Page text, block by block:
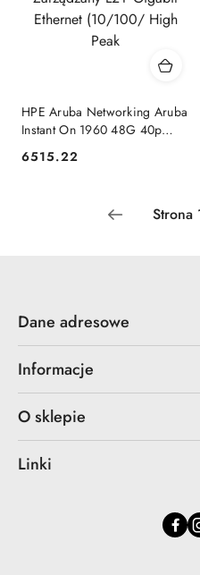
HPE Aruba Networking Aruba
Instant On 1960 48G 40p
2SFP+ 600W Zarządzany L2+
Cena:
6515.22
Dane adresowe
Informacje
O sklepie
Linki